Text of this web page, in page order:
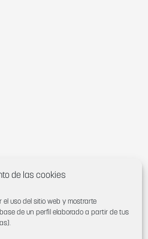
de las cookies
el uso del sitio web y mostrarte
de un perfil elaborado a partir de tus